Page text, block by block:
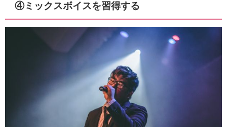
④ミックスボイスを習得する